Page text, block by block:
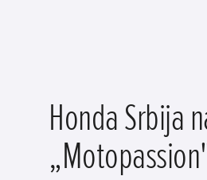
Honda Srbija